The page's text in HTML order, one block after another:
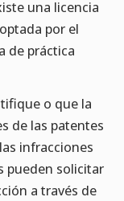
una licencia
por el
de práctica
o que la
de las patentes
infracciones
pueden solicitar
a través de